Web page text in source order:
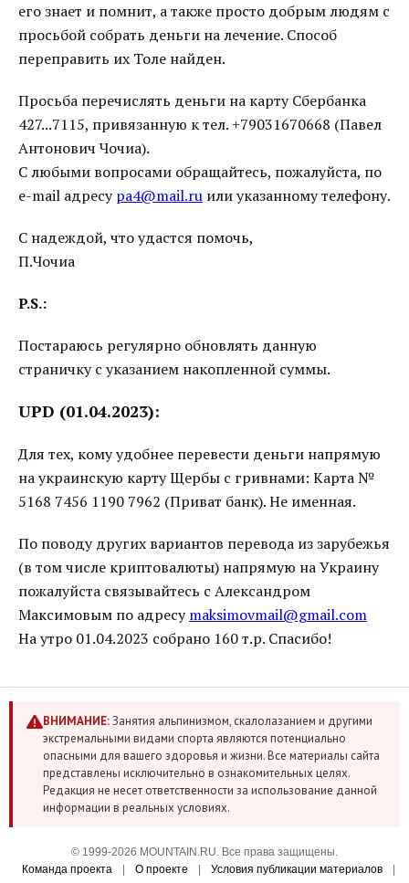
его знает и помнит, а также просто добрым людям с
просьбой собрать деньги на лечение. Способ
переправить их Толе найден.
Просьба перечислять деньги на карту Сбербанка
427...7115, привязанную к тел. +79031670668 (Павел
Антонович Чочиа).
С любыми вопросами обращайтесь, пожалуйста, по
e-mail адресуpa4@mail.ru или указанному телефону.
С надеждой, что удастся помочь,
П.Чочиа
P.S.:
Постараюсь регулярно обновлять данную
страничку с указанием накопленной суммы.
UPD (01.04.2023):
Для тех, кому удобнее перевести деньги напрямую
на украинскую карту Щербы с гривнами: Карта №
5168 7456 1190 7962 (Приват банк). Не именная.
По поводу других вариантов перевода из зарубежья
(в том числе криптовалюты) напрямую на Украину
пожалуйста связывайтесь с Александром
Максимовым по адресуmaksimovmail@gmail.com
На утро 01.04.2023 собрано 160 т.р. Спасибо!
ВНИМАНИЕ:Занятия альпинизмом, скалолазанием и другими
экстремальными видами спорта являются потенциально
опасными для вашего здоровья и жизни. Все материалы сайта
представлены исключительно в ознакомительных целях.
Редакция не несет ответственности за использование данной
информации в реальных условиях.
© 1999-2026 MOUNTAIN.RU. Все права защищены.
Команда проекта
О проекте Условия публикации материалов